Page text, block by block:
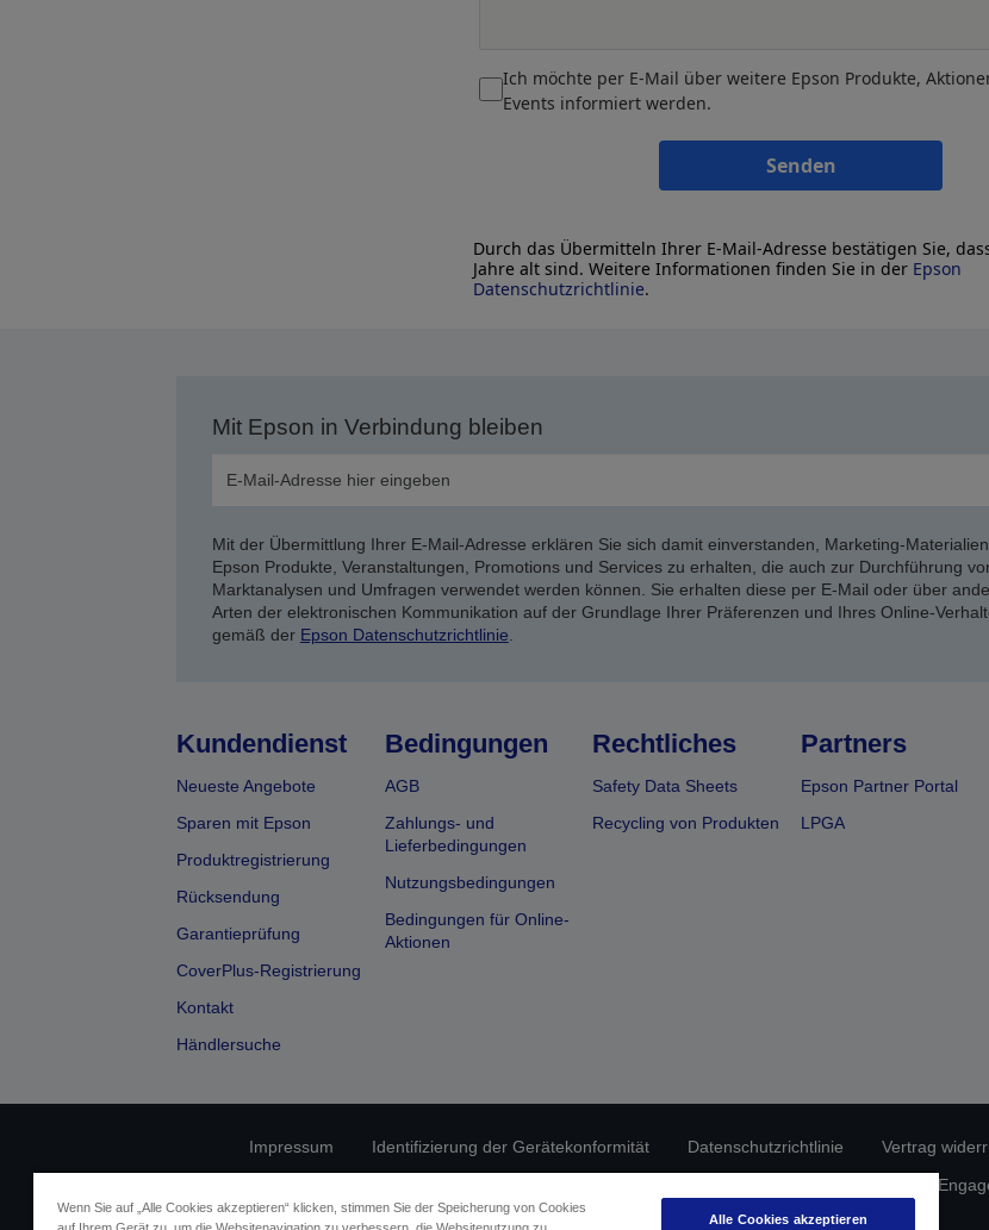
Ich möchte per E-Mail über weitere Epson Produkte,
Events informiert werden.
Senden
Durch das Übermitteln Ihrer E-Mail-Adresse bestätigen Sie,
Jahre alt sind. Weitere Informationen finden Sie in der Epson
Datenschutzrichtlinie.
Mit Epson in Verbindung bleiben
Mit der Übermittlung Ihrer E-Mail-Adresse erklären Sie sich damit einverstanden, Marketing-
Epson Produkte, Veranstaltungen, Promotions und Services zu erhalten, die auch zur Durchführung
Marktanalysen und Umfragen verwendet werden können. Sie erhalten diese per E-Mail oder über
Arten der elektronischen Kommunikation auf der Grundlage Ihrer Präferenzen und Ihres Online-
gemäß der Epson Datenschutzrichtlinie
Kundendienst
Neueste Angebote
Sparen mit Epson
Produktregistrierung
Rücksendung
Garantieprüfung
CoverPlus-Registrierung
Kontakt
Händlersuche
Bedingungen
AGB
Zahlungs- und
Lieferbedingungen
Nutzungsbedingungen
Bedingungen für Online-
Aktionen
Rechtliches
Safety Data Sheets
Recycling von Produkten
Partners
Epson Partner Portal
LPGA
Impressum Identifizierung der Gerätekonformität Datenschutzrichtlinie Vertrag
Epson
Wenn Sie auf „Alle Cookies akzeptieren“ klicken, stimmen Sie der Speicherung von Cookies
Alle Cookies akzeptieren